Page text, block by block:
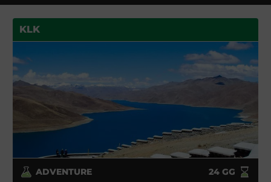
KLK
ADVENTURE 24GG